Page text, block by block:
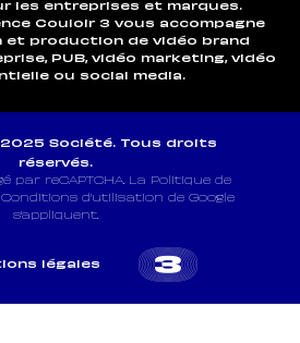
les entreprises et marques.
Couloir 3 vous accompagne
et production de vidéo brand
PUB, vidéo marketing, vidéo
ou social media.
Société. Tous droits
réservés.
par reCAPTCHA. La Politique de
d’utilisation de Google
s’appliquent.
légales